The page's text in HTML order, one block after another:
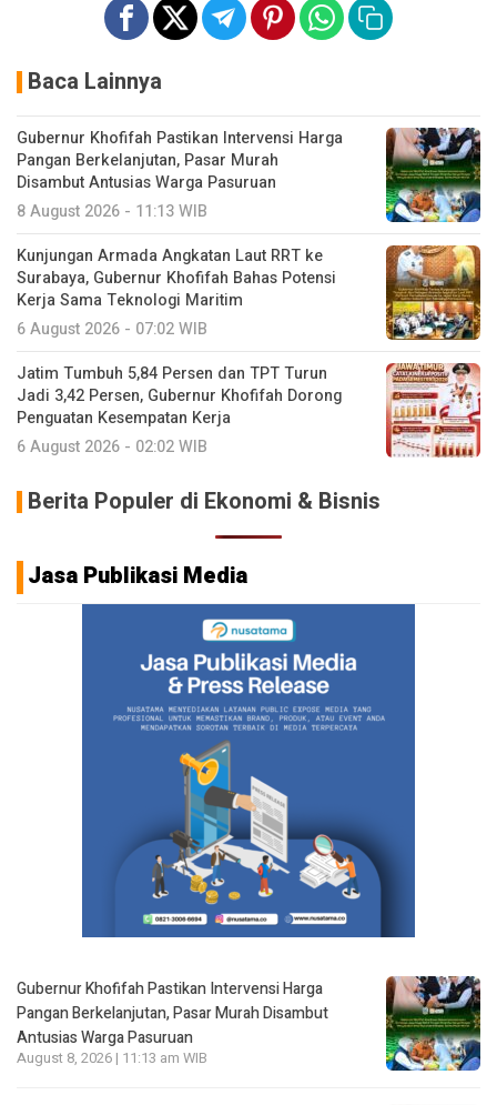
Baca Lainnya
Gubernur Khofifah Pastikan Intervensi Harga
Pangan Berkelanjutan, Pasar Murah
Disambut Antusias Warga Pasuruan
8 August 2026 - 11:13 WIB
Kunjungan Armada Angkatan Laut RRT ke
Surabaya, Gubernur Khofifah Bahas Potensi
Kerja Sama Teknologi Maritim
6 August 2026 - 07:02 WIB
Jatim Tumbuh 5,84 Persen dan TPT Turun
Jadi 3,42 Persen, Gubernur Khofifah Dorong
Penguatan Kesempatan Kerja
6 August 2026 - 02:02 WIB
Berita Populer di Ekonomi & Bisnis
Jasa Publikasi Media
Gubernur Khofifah Pastikan Intervensi Harga
Pangan Berkelanjutan, Pasar Murah Disambut
Antusias Warga Pasuruan
August 8, 2026 | 11:13 am WIB